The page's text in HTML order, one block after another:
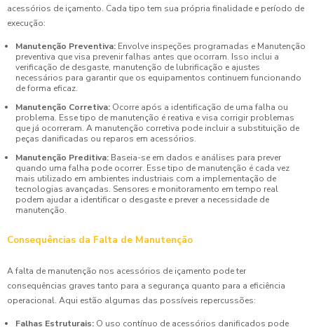
acessórios de içamento. Cada tipo tem sua própria finalidade e período de
execução:
Manutenção Preventiva: Envolve inspeções programadas e Manutenção
preventiva que visa prevenir falhas antes que ocorram. Isso inclui a
verificação de desgaste, manutenção de lubrificação e ajustes
necessários para garantir que os equipamentos continuem funcionando
de forma eficaz.
Manutenção Corretiva: Ocorre após a identificação de uma falha ou
problema. Esse tipo de manutenção é reativa e visa corrigir problemas
que já ocorreram. A manutenção corretiva pode incluir a substituição de
peças danificadas ou reparos em acessórios.
Manutenção Preditiva: Baseia-se em dados e análises para prever
quando uma falha pode ocorrer. Esse tipo de manutenção é cada vez
mais utilizado em ambientes industriais com a implementação de
tecnologias avançadas. Sensores e monitoramento em tempo real
podem ajudar a identificar o desgaste e prever a necessidade de
manutenção.
Consequências da Falta de Manutenção
A falta de manutenção nos acessórios de içamento pode ter
consequências graves tanto para a segurança quanto para a eficiência
operacional. Aqui estão algumas das possíveis repercussões:
Falhas Estruturais: O uso contínuo de acessórios danificados pode